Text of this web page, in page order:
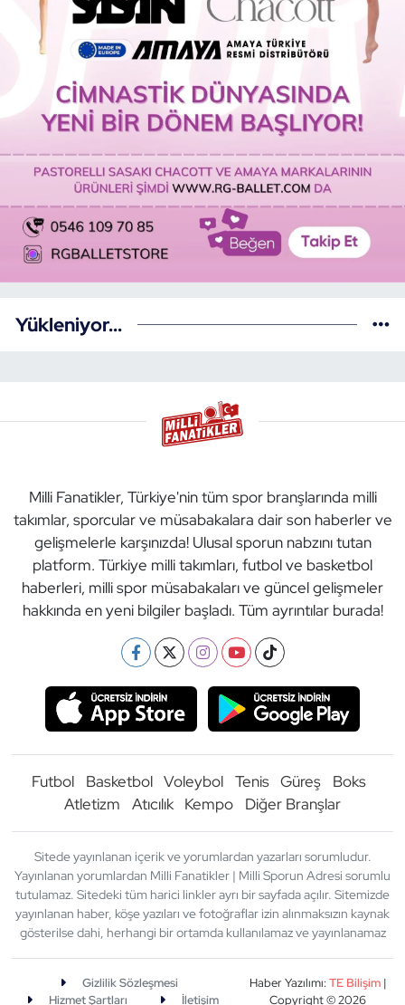
Yükleniyor...
Milli Fanatikler, Türkiye'nin tüm spor branşlarında milli
takımlar, sporcular ve müsabakalara dair son haberler ve
gelişmelerle karşınızda! Ulusal sporun nabzını tutan
platform. Türkiye milli takımları, futbol ve basketbol
haberleri, milli spor müsabakaları ve güncel gelişmeler
hakkında en yeni bilgiler başladı. Tüm ayrıntılar burada!
Futbol Basketbol Voleybol Tenis Güreş
Boks
Atletizm
Atıcılık Kempo Diğer Branşlar
Sitede yayınlanan içerik ve yorumlardan yazarları sorumludur.
Yayınlanan yorumlardan Milli Fanatikler | Milli Sporun Adresi sorumlu
tutulamaz. Sitedeki tüm harici linkler ayrı bir sayfada açılır. Sitemizde
yayınlanan haber, köşe yazıları ve fotoğraflar izin alınmaksızın kaynak
gösterilse dahi, herhangi bir ortamda kullanılamaz ve yayınlanamaz
Gizlilik Sözleşmesi
Hizmet Şartları
İletişim
Haber Yazılımı:TE Bilişim|
Copyright © 2026